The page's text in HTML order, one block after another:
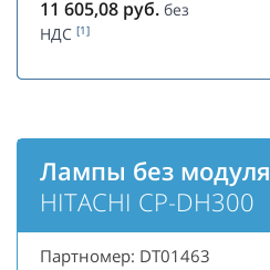
11 605,08 руб. без
НДС [1]
Лампы без модуля
HITACHI CP-DH300
Партномер: DT01463